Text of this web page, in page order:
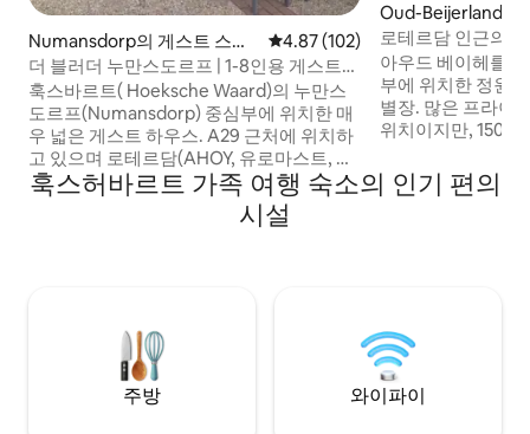
Numansdorp의 게스트 스위
트
평점 4.87점(5점 만점), 후기 102
4.87 (102)
더 블러더 누만스도르프 | 1-8인용 게스트하
우스
훅스바르트( Hoeksche Waard)의 누만스
도르프(Numansdorp) 중심부에 위치한 매
우 넓은 게스트 하우스. A29 근처에 위치하
고 있으며 로테르담(AHOY, 유로마스트, 에
라스무스 브리지)까지 차로 15분, 도르드레
흐트까지 차로(자동차 또는 대중교통) 20
분, 여름철에는 항구에서 페리로 이동할 수
및 상점이 있습니다. 자전거 대여 가능.
Oud-Beijerland의
로테르담 인근의
단독 주택.
아우드 베이헤를
부에 위치한 정원
별장. 많은 프라이
위치이지만, 150m
를 통해 정원에 직
전하고 분위기 있
훅스허바르트 가족 여행 숙소의 인기 편의
시설
주방 와이파이